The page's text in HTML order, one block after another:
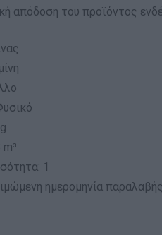
απόδοση του προϊόντος
1
ημερομηνία